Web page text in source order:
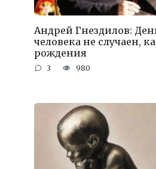
Андрей Гнездилов:
человека не случаен,
рождения
3 980